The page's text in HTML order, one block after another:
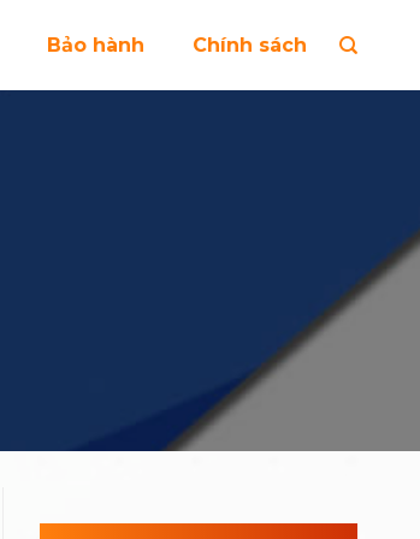
Bảo hành Chính sách